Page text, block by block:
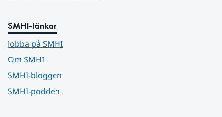
SMHI-länkar
Jobba på SMHI
Om SMHI
SMHI-bloggen
SMHI-podden